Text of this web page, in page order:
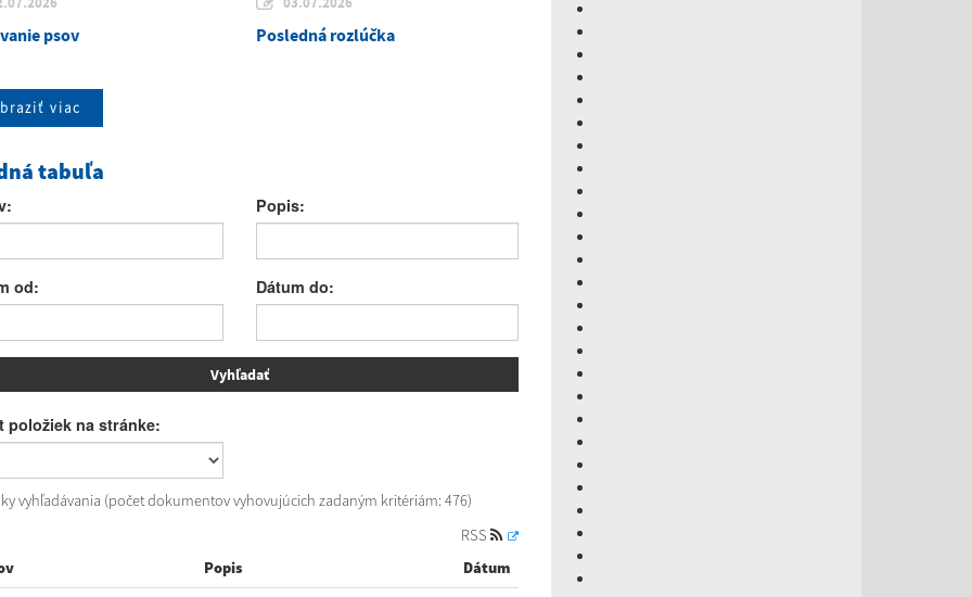
psov Posledná rozlúčka
viac
tabuľa
Popis:
od: Dátum do:
položiek na stránke:
vyhľadávania (počet dokumentov vyhovujúcich zadaným kritériám: 476)
RSS
Popis Dátum